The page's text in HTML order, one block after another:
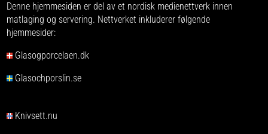
Denne hjemmesiden er del av et nordisk medienettverk innen
matlaging og servering. Nettverket inkluderer følgende
hjemmesider:
Glasogporcelaen.dk
Glasochporslin.se
Knivsett.nu